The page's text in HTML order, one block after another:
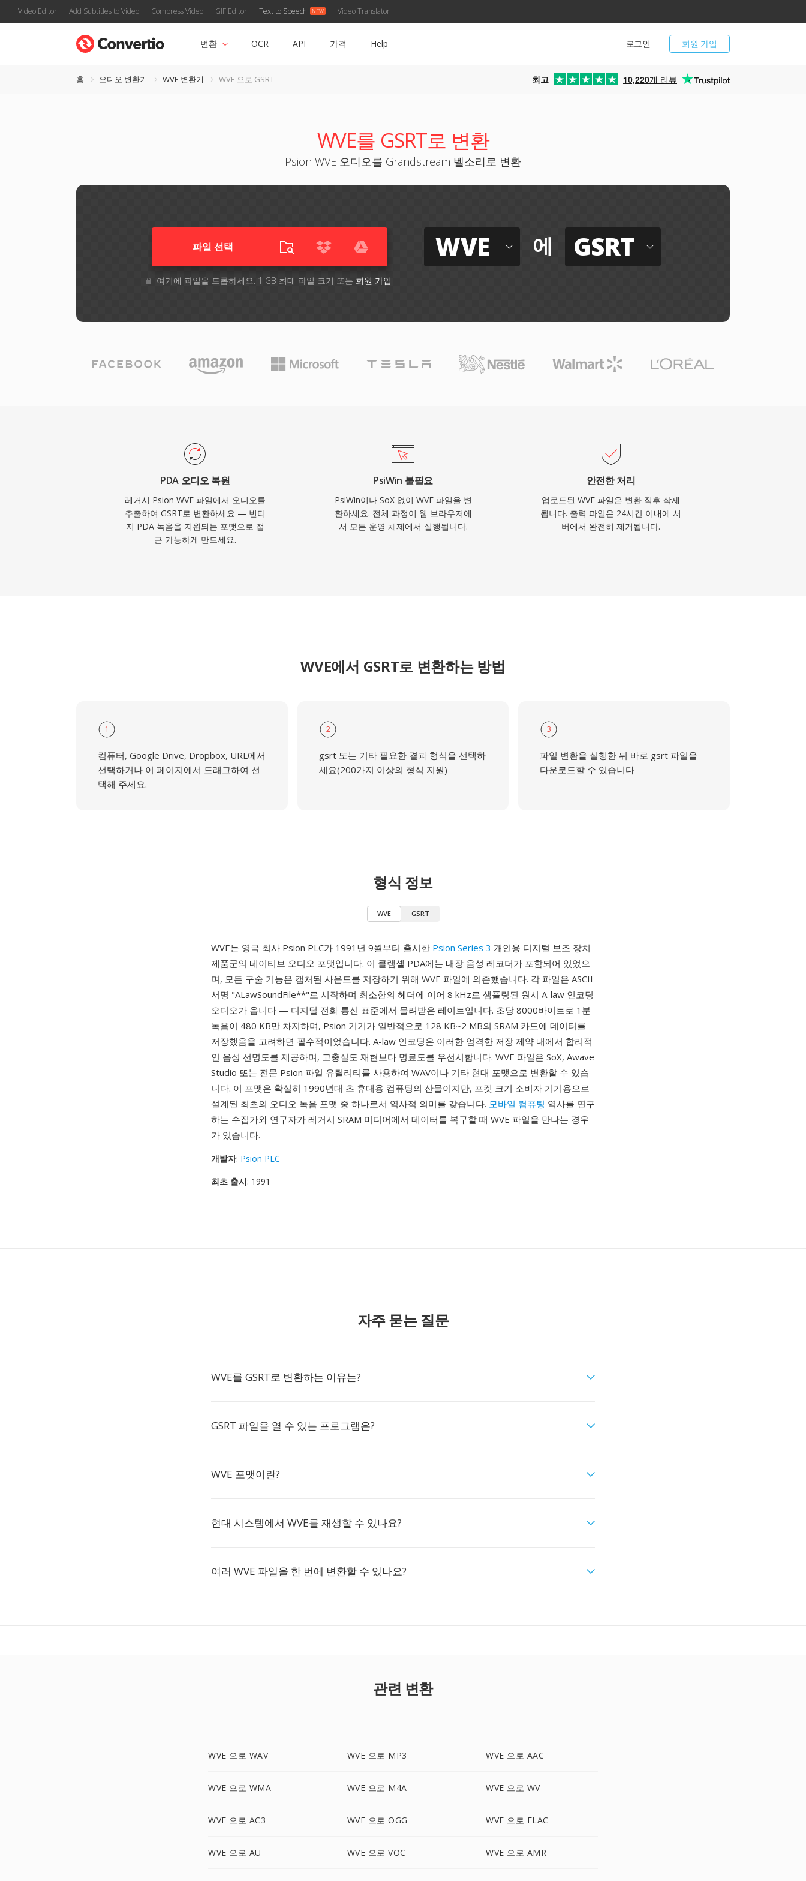
Video Editor Add Subtitles to Video Compress Video GIF Editor Text to Speech Video Translator
회원 가입
로그인
변환 OCR API 가격 Help
홈 오디오 변환기 WVE 변환기 WVE 으로 GSRT 최고 10,220개 리뷰
WVE를 GSRT로 변환
Psion WVE 오디오를 Grandstream 벨소리로 변환
파일 선택
여기에 파일을 드롭하세요. 1 GB 최대 파일 크기 또는 회원 가입
WVE 에 GSRT
PDA 오디오 복원
레거시 Psion WVE 파일에서 오디오를
추출하여 GSRT로 변환하세요 — 빈티
지 PDA 녹음을 지원되는 포맷으로 접
근 가능하게 만드세요.
PsiWin 불필요
PsiWin이나 SoX 없이 WVE 파일을 변
환하세요. 전체 과정이 웹 브라우저에
서 모든 운영 체제에서 실행됩니다.
안전한 처리
업로드된 WVE 파일은 변환 직후 삭제
됩니다. 출력 파일은 24시간 이내에 서
버에서 완전히 제거됩니다.
WVE에서 GSRT로 변환하는 방법
1
컴퓨터, Google Drive, Dropbox, URL에서
선택하거나 이 페이지에서 드래그하여 선
택해 주세요.
2
gsrt 또는 기타 필요한 결과 형식을 선택하
세요(200가지 이상의 형식 지원)
3
파일 변환을 실행한 뒤 바로 gsrt 파일을
다운로드할 수 있습니다
형식 정보
WVE GSRT
WVE는 영국 회사 Psion PLC가 1991년 9월부터 출시한 Psion Series 3 개인용 디지털 보조 장치
제품군의 네이티브 오디오 포맷입니다. 이 클램셸 PDA에는 내장 음성 레코더가 포함되어 있었으
며, 모든 구술 기능은 캡처된 사운드를 저장하기 위해 WVE 파일에 의존했습니다. 각 파일은 ASCII
서명 "ALawSoundFile**"로 시작하며 최소한의 헤더에 이어 8 kHz로 샘플링된 원시 A-law 인코딩
오디오가 옵니다 — 디지털 전화 통신 표준에서 물려받은 레이트입니다. 초당 8000바이트로 1분
녹음이 480 KB만 차지하며, Psion 기기가 일반적으로 128 KB~2 MB의 SRAM 카드에 데이터를
저장했음을 고려하면 필수적이었습니다. A-law 인코딩은 이러한 엄격한 저장 제약 내에서 합리적
인 음성 선명도를 제공하며, 고충실도 재현보다 명료도를 우선시합니다. WVE 파일은 SoX, Awave
Studio 또는 전문 Psion 파일 유틸리티를 사용하여 WAV이나 기타 현대 포맷으로 변환할 수 있습
니다. 이 포맷은 확실히 1990년대 초 휴대용 컴퓨팅의 산물이지만, 포켓 크기 소비자 기기용으로
설계된 최초의 오디오 녹음 포맷 중 하나로서 역사적 의미를 갖습니다. 모바일 컴퓨팅 역사를 연구
하는 수집가와 연구자가 레거시 SRAM 미디어에서 데이터를 복구할 때 WVE 파일을 만나는 경우
가 있습니다.
개발자: Psion PLC
최초 출시: 1991
자주 묻는 질문
WVE를 GSRT로 변환하는 이유는?
GSRT 파일을 열 수 있는 프로그램은?
WVE 포맷이란?
현대 시스템에서 WVE를 재생할 수 있나요?
여러 WVE 파일을 한 번에 변환할 수 있나요?
관련 변환
WVE 으로 WAV WVE 으로 MP3 WVE 으로 AAC
WVE 으로 WMA WVE 으로 M4A WVE 으로 WV
WVE 으로 AC3 WVE 으로 OGG WVE 으로 FLAC
WVE 으로 AU WVE 으로 VOC WVE 으로 AMR